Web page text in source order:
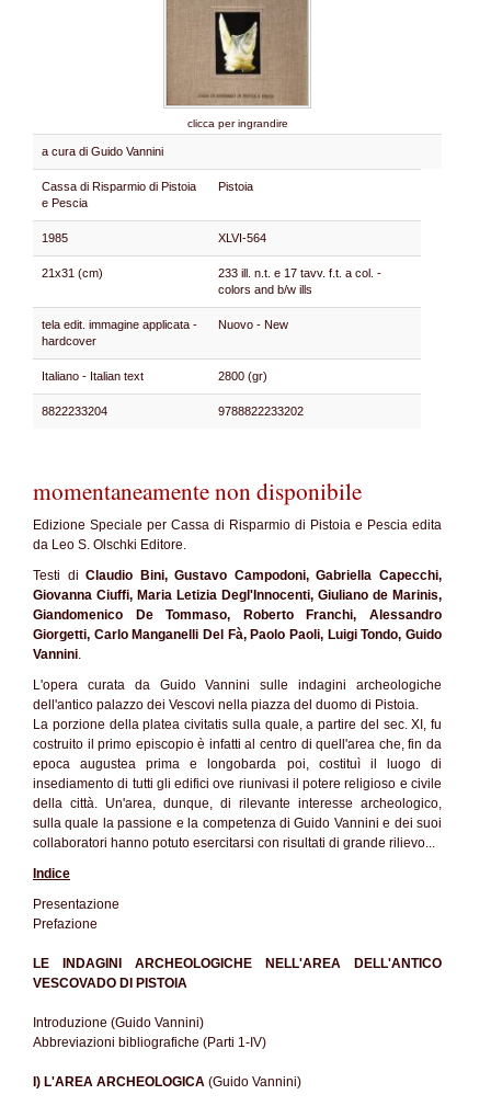
clicca per ingrandire
a cura di Guido Vannini
Cassa di Risparmio di Pistoia
e Pescia
Pistoia
1985 XLVI-564
21x31 (cm)
233 ill. n.t. e 17 tavv. f.t. a col. -
colors and b/w ills
tela edit. immagine applicata -
hardcover
Nuovo - New
Italiano - Italian text 2800 (gr)
8822233204 9788822233202
momentaneamente non disponibile
Edizione Speciale per Cassa di Risparmio di Pistoia e Pescia edita
da Leo S. Olschki Editore.
Testi diClaudio Bini, Gustavo Campodoni, Gabriella Capecchi,
Giovanna Ciuffi, Maria Letizia Degl'Innocenti, Giuliano de Marinis,
Giandomenico De Tommaso, Roberto Franchi, Alessandro
Giorgetti, Carlo Manganelli Del Fà, Paolo Paoli, Luigi Tondo, Guido
Vannini.
L'opera curata da Guido Vannini sulle indagini archeologiche
dell'antico palazzo dei Vescovi nella piazza del duomo di Pistoia.
La porzione della platea civitatis sulla quale, a partire del sec. XI, fu
costruito il primo episcopio è infatti al centro di quell'area che, fin da
epoca augustea prima e longobarda poi, costituì il luogo di
insediamento di tutti gli edifici ove riunivasi il potere religioso e civile
della città. Un'area, dunque, di rilevante interesse archeologico,
sulla quale la passione e la competenza di Guido Vannini e dei suoi
collaboratori hanno potuto esercitarsi con risultati di grande rilievo...
Indice
Presentazione
Prefazione
LE INDAGINI ARCHEOLOGICHE NELL'AREA DELL'ANTICO
VESCOVADO DI PISTOIA
Introduzione (Guido Vannini)
Abbreviazioni bibliografiche (Parti 1-IV)
I) L'AREA ARCHEOLOGICA (Guido Vannini)